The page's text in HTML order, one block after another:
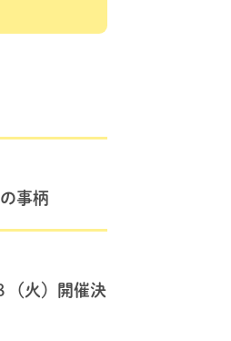
事柄
火）開催決